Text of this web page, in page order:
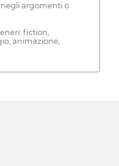
argomenti o
fiction,
animazione,